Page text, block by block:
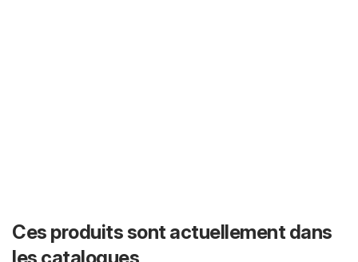
Ces produits sont actuellement dans